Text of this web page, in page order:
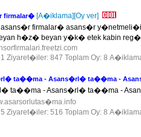
firmalar� [A�iklama][Oy ver]
firmalar� asans�r
h�z� beyan y�k� etek kabin
Ziyaret�iler: 847 Toplam Oy: 8
ta��ma - Asans�rl� ta��ma -
ta��ma - Asans�rl� ta��ma -
Ziyaret�iler: 516 Toplam Oy: 8